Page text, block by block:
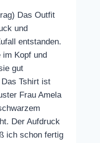
Das Outfit
und
entstanden.
im Kopf und
gut
Tshirt ist
Frau Amela
Der Aufdruck
ich schon fertig